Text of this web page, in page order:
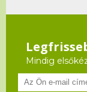
Mindig